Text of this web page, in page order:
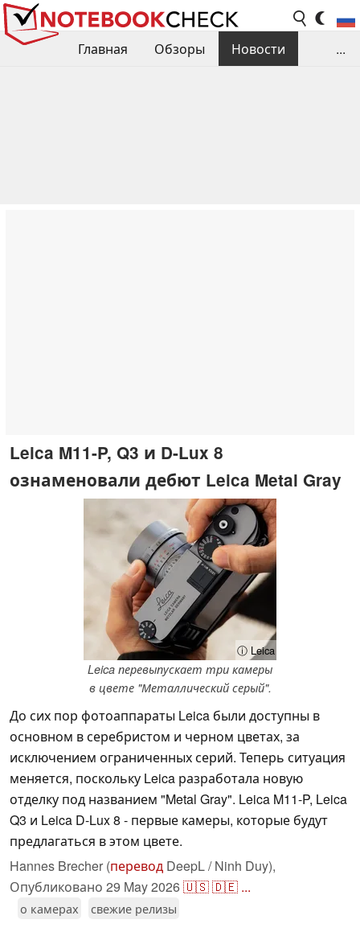
Главная Обзоры
Новости
...
Leica M11-P, Q3 и D-Lux 8
ознаменовали дебют Leica Metal Gray
ⓘ Leica
Leica перевыпускает три камеры
в цвете "Металлический серый".
До сих пор фотоаппараты Leica были доступны в
основном в серебристом и черном цветах, за
исключением ограниченных серий. Теперь ситуация
меняется, поскольку Leica разработала новую
отделку под названием "Metal Gray". Leica M11-P, Leica
Q3 и Leica D-Lux 8 - первые камеры, которые будут
предлагаться в этом цвете.
Hannes Brecher (перевод DeepL / Ninh Duy),
Опубликовано 29 May 2026🇺🇸🇩🇪 ...
о камерах свежие релизы